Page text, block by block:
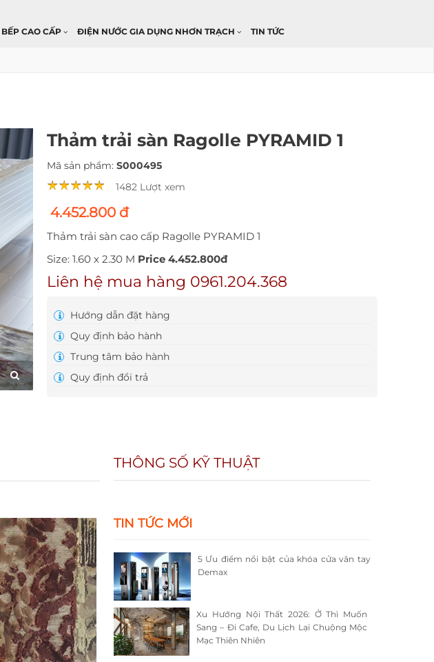
BẾP CAO CẤP ĐIỆN NƯỚC GIA DỤNG NHƠN TRẠCH TIN TỨC
Thảm trải sàn Ragolle PYRAMID 1
Mã sản phẩm: S000495
1482 Lượt xem
4.452.800 đ
Thảm trải sàn cao cấp Ragolle PYRAMID 1
Size: 1.60 x 2.30 M Price 4.452.800đ
Liên hệ mua hàng 0961.204.368
Hướng dẫn đặt hàng
Quy định bảo hành
Trung tâm bảo hành
Quy định đổi trả
THÔNG SỐ KỸ THUẬT
TIN TỨC MỚI
5 Ưu điểm nổi bật của khóa cửa vân tay
Demax
Xu Hướng Nội Thất 2026: Ở Thì Muốn
Sang – Đi Cafe, Du Lịch Lại Chuộng Mộc
Mạc Thiên Nhiên